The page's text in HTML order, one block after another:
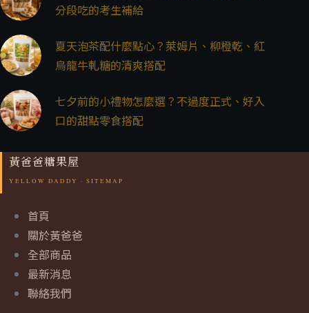
分段吃的考生補給
夏天泡茶配什麼點心？萊姆片、柳橙乾、紅
烏龍牛軋糖的清爽搭配
七夕前的小禮物怎麼選？不過度正式、好入
口的甜點零食搭配
黃爸爸糖果屋
首頁
關於黃爸爸
全部商品
最新消息
聯絡我們